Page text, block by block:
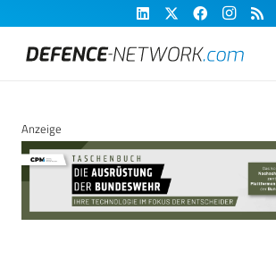
Anzeige